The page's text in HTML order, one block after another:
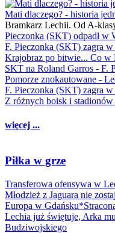
Mati dlaczego? - historia
Bramkarz Lechii. Od A-
Pieczonka (SKT) odpadł w
F. Pieczonka (SKT) zagra
Krajobraz po bitwie... Co w
SKT na Roland Garros - F.
Pomorze znokautowane -
F. Pieczonka (SKT) zagra
Z różnych boisk i stadionów
więcej ...
Piłka w grze
Transferowa ofensywa w
Młodzież z Jaguara nie
Europa w
Lechia już świętuje, Arka
Budziwojskiego